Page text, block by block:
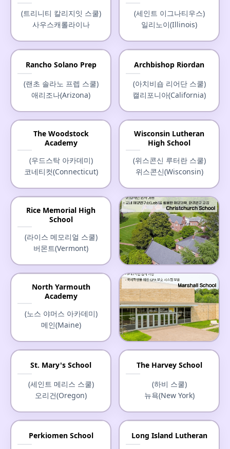
메인(Maine)
(트리니티 칼리지잇 스쿨)
사우스캐롤라이나
(세인트 이그나티우스)
일리노이(Illinois)
Rancho Solano Prep
(랜초 솔라노 프렙 스쿨)
애리조나(Arizona)
Archbishop Riordan
(아치비숍 리어단 스쿨)
캘리포니아(California)
The Woodstock
Academy
(우드스탁 아카데미)
코네티컷(Connecticut)
Wisconsin Lutheran
High School
(위스콘신 루터란 스쿨)
위스콘신(Wisconsin)
Rice Memorial High
School
(라이스 메모리얼 스쿨)
버몬트(Vermont)
Christchurch School
(크라이스트처치 스쿨)
버지니아(Virginia)
North Yarmouth
Academy
(노스 야머스 아카데미)
메인(Maine)
미네소타(Minnesota)
St. Mary's School
(세인트 메리스 스쿨)
오리건(Oregon)
The Harvey School
(하비 스쿨)
뉴욕(New York)
Perkiomen School
Long Island Lutheran